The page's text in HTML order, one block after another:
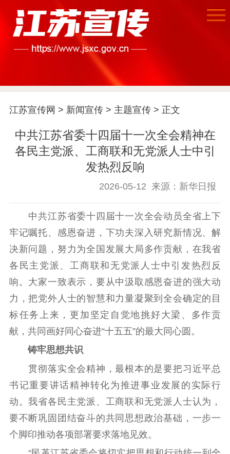
首页
江苏要闻
公示公告
通知公告 信息公开制度
信息公开指南
信息公开年度报
告
政策法规
工作动态
理论学习 宣传宣讲 研究阐释
哲学社科
社科强省 工作通知
成果集萃
江苏文脉
资料下载
江苏宣传网 > 新闻宣传> 主题宣传> 正文
中共江苏省委十四届十一次全会精神在
各民主党派、工商联和无党派人士中引
发热烈反响
2026-05-12 来源：新华日报
中共江苏省委十四届十一次全会动员全省上下
牢记嘱托、感恩奋进，下功夫深入研究新情况、解
决新问题，努力为全国发展大局多作贡献，在我省
各民主党派、工商联和无党派人士中引发热烈反
响。大家一致表示，要从中汲取感恩奋进的强大动
力，把党外人士的智慧和力量凝聚到全会确定的目
标任务上来，更加坚定自觉地挑好大梁、多作贡
献，共同画好同心奋进“十五五”的最大同心圆。
铸牢思想共识
贯彻落实全会精神，最根本的是要把习近平总
书记重要讲话精神转化为推进事业发展的实际行
动。我省各民主党派、工商联和无党派人士认为，
要不断巩固团结奋斗的共同思想政治基础，一步一
个脚印推动各项部署要求落地见效。